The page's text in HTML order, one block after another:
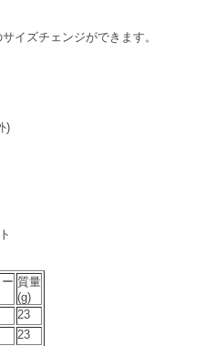
イズチェンジができます。
)
質量
(g)
23
23